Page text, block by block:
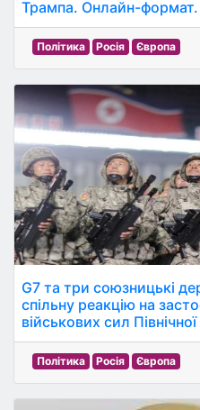
Трампа. Онлайн-формат.
Політика Росія Європа
G7 та три союзницькі
спільну реакцію на
військових сил
Політика Росія Європа